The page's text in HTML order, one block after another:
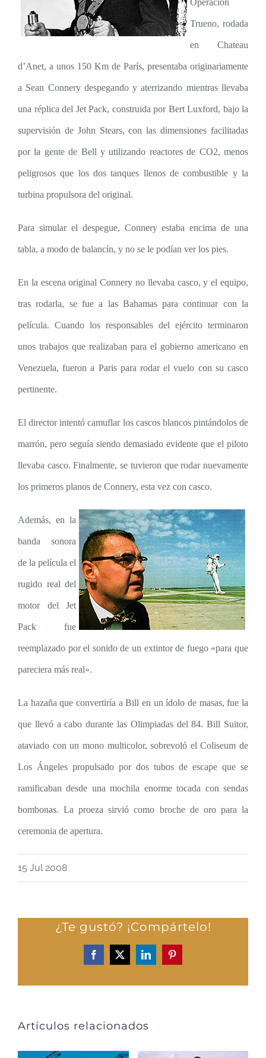
Operación
Trueno, rodada
en Chateau
d’Anet, a unos 150 Km de París, presentaba originariamente
a Sean Connery despegando y aterrizando mientras llevaba
una réplica del Jet Pack, construida por Bert Luxford, bajo la
supervisión de John Stears, con las dimensiones facilitadas
por la gente de Bell y utilizando reactores de CO2, menos
peligrosos que los dos tanques llenos de combustible y la
turbina propulsora del original.
Para simular el despegue, Connery estaba encima de una
tabla, a modo de balancín, y no se le podían ver los pies.
En la escena original Connery no llevaba casco, y el equipo,
tras rodarla, se fue a las Bahamas para continuar con la
película. Cuando los responsables del ejército terminaron
unos trabajos que realizaban para el gobierno americano en
Venezuela, fueron a Paris para rodar el vuelo con su casco
pertinente.
El director intentó camuflar los cascos blancos pintándolos de
marrón, pero seguía siendo demasiado evidente que el piloto
llevaba casco. Finalmente, se tuvieron que rodar nuevamente
los primeros planos de Connery, esta vez con casco.
Además, en la
banda sonora
de la película el
rugido real del
motor del Jet
Pack fue
reemplazado por el sonido de un extintor de fuego «para que
pareciera más real».
La hazaña que convertiría a Bill en un ídolo de masas, fue la
que llevó a cabo durante las Olimpiadas del 84. Bill Suitor,
ataviado con un mono multicolor, sobrevoló el Coliseum de
Los Ángeles propulsado por dos tubos de escape que se
ramificaban desde una mochila enorme tocada con sendas
bombonas. La proeza sirvió como broche de oro para la
ceremonia de apertura.
15 Jul 2008
¿Te gustó? ¡Compártelo!
Facebook
X LinkedInPinterest
Artículos relacionados